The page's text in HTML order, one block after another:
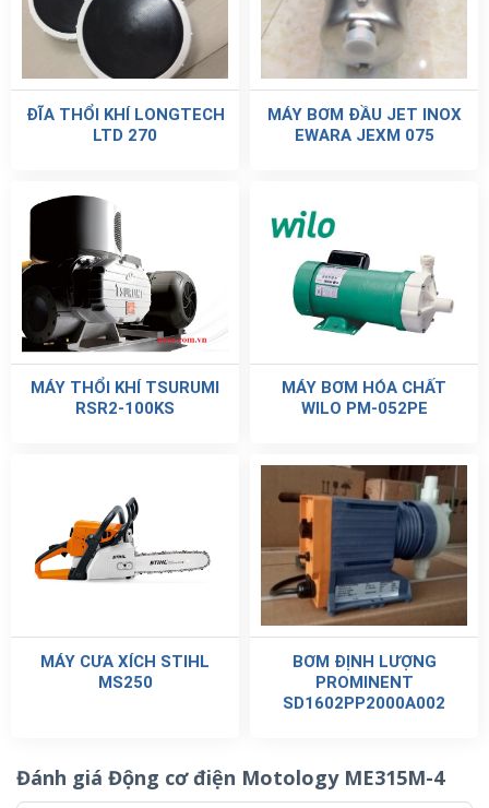
ĐĨA THỔI KHÍ LONGTECH
LTD 270
MÁY BƠM ĐẦU JET INOX
EWARA JEXM 075
MÁY THỔI KHÍ TSURUMI
RSR2-100KS
MÁY BƠM HÓA CHẤT
WILO PM-052PE
MÁY CƯA XÍCH STIHL
MS250
BƠM ĐỊNH LƯỢNG
PROMINENT
SD1602PP2000A002
Đánh giá Động cơ điện Motology ME315M-4